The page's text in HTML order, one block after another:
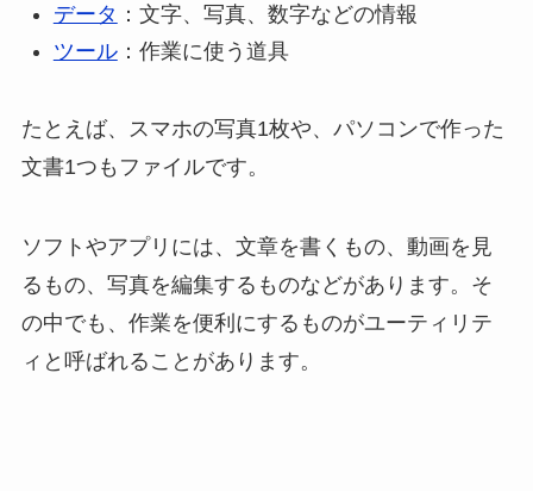
データ ：文字、写真、数字などの情報
ツール：作業に使う道具
たとえば、スマホの写真1枚や、パソコンで作った
文書1つもファイルです。
ソフトやアプリには、文章を書くもの、動画を見
るもの、写真を編集するものなどがあります。そ
の中でも、作業を便利にするものがユーティリテ
ィと呼ばれることがあります。